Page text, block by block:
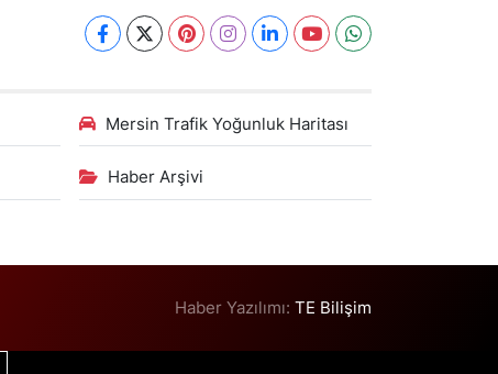
Mersin Trafik Yoğunluk Haritası
Haber Arşivi
Haber Yazılımı:TE Bilişim